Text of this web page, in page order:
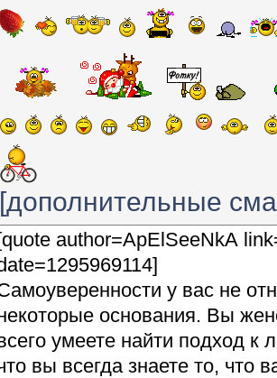
[дополнительные